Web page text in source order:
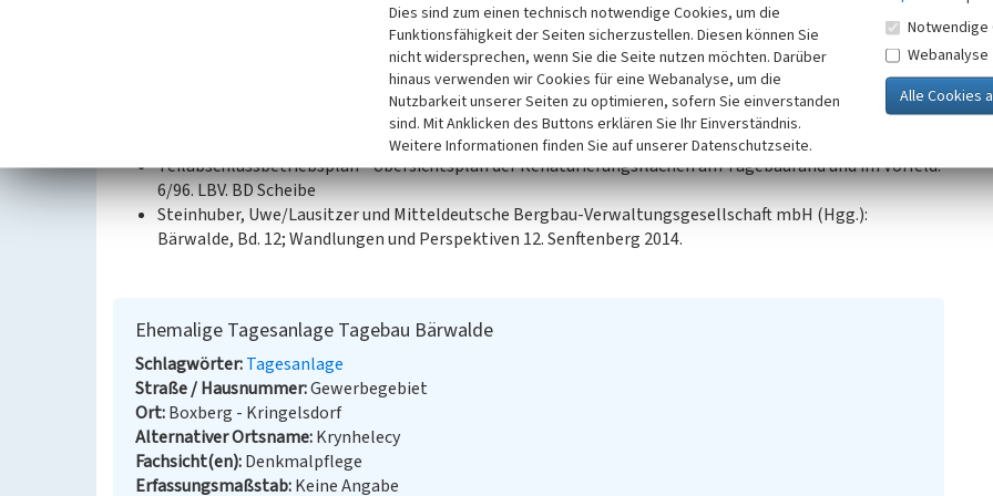
Teilabschlussbetriebsplan - Übersichtsplan der Renaturierungsflächen am Tagebaurand und im Vorfeld.
6/96. LBV. BD Scheibe
Steinhuber, Uwe/Lausitzer und Mitteldeutsche Bergbau-Verwaltungsgesellschaft mbH (Hgg.):
Bärwalde, Bd. 12; Wandlungen und Perspektiven 12. Senftenberg 2014.
Ehemalige Tagesanlage Tagebau Bärwalde
Schlagwörter Tagesanlage
Straße / Hausnummer Gewerbegebiet
Ort Boxberg - Kringelsdorf
Alternativer Ortsname Krynhelecy
Fachsicht(en) Denkmalpflege
Erfassungsmaßstab Keine Angabe
Dies sind zum einen technisch notwendige Cookies, um die
Funktionsfähigkeit der Seiten sicherzustellen. Diesen können Sie
nicht widersprechen, wenn Sie die Seite nutzen möchten. Darüber
hinaus verwenden wir Cookies für eine Webanalyse, um die
Nutzbarkeit unserer Seiten zu optimieren, sofern Sie einverstanden
sind. Mit Anklicken des Buttons erklären Sie Ihr Einverständnis.
Weitere Informationen finden Sie auf unserer Datenschutzseite.
Notwendige
Webanalyse